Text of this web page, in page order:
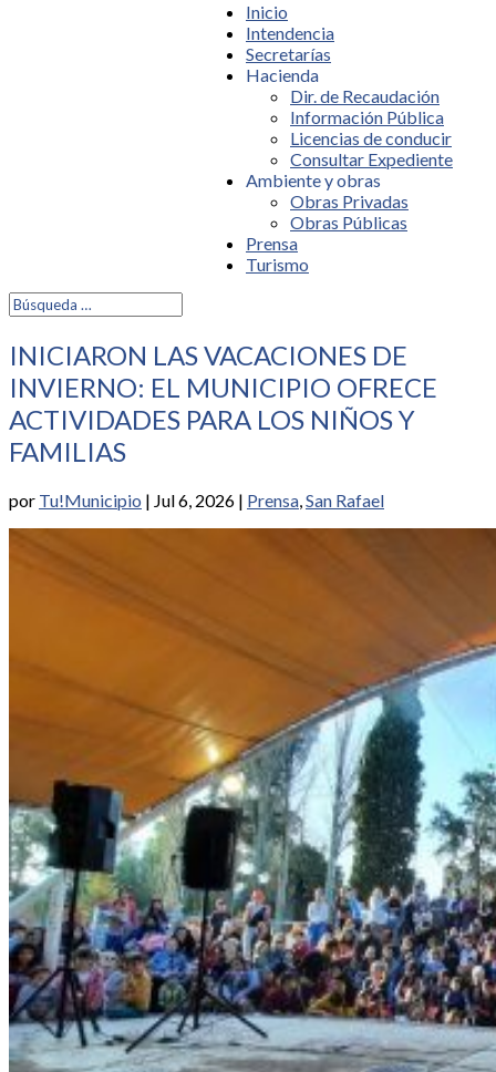
Inicio
Intendencia
Secretarías
Hacienda
Dir. de Recaudación
Información Pública
Licencias de conducir
Consultar Expediente
Ambiente y obras
Obras Privadas
Obras Públicas
Prensa
Turismo
INICIARON LAS VACACIONES DE
INVIERNO: EL MUNICIPIO OFRECE
ACTIVIDADES PARA LOS NIÑOS Y
FAMILIAS
por Tu!Municipio | Jul 6, 2026 | Prensa,San Rafael